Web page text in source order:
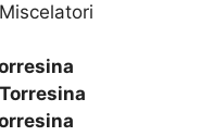
Torresina